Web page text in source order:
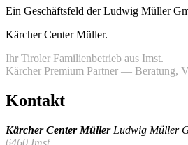
Ein Geschäftsfeld der Ludwig Müller
Kärcher Center Müller.
Ihr Tiroler Familienbetrieb aus Imst.
Kärcher Premium Partner — Beratung,
Kontakt
Kärcher Center Müller Ludwig Müller
6460 Imst